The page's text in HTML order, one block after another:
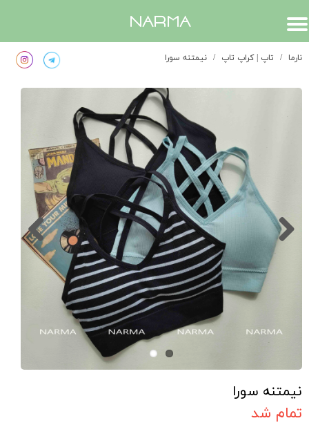
​narma
نارما تاپ | کراپ تاپ نیمتنه سورا
نیمتنه سورا
تمام شد